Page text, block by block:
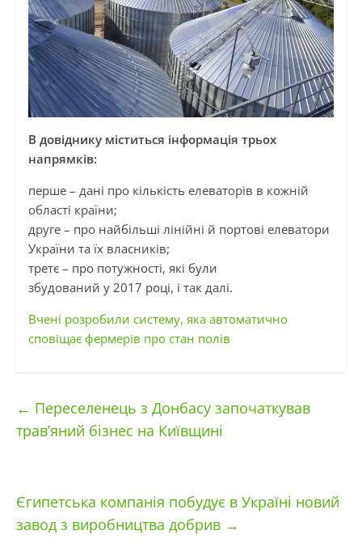
В довіднику міститься інформація трьох
напрямків:
перше – дані про кількість елеваторів в кожній
області країни;
друге – про найбільші лінійні й портові елеватори
України та їх власників;
третє – про потужності, які були
збудований у 2017 році, і так далі.
Вчені розробили систему, яка автоматично
сповіщає фермерів про стан полів
← Переселенець з Донбасу започаткував
трав’яний бізнес на Київщині
Єгипетська компанія побудує в Україні новий
завод з виробництва добрив →